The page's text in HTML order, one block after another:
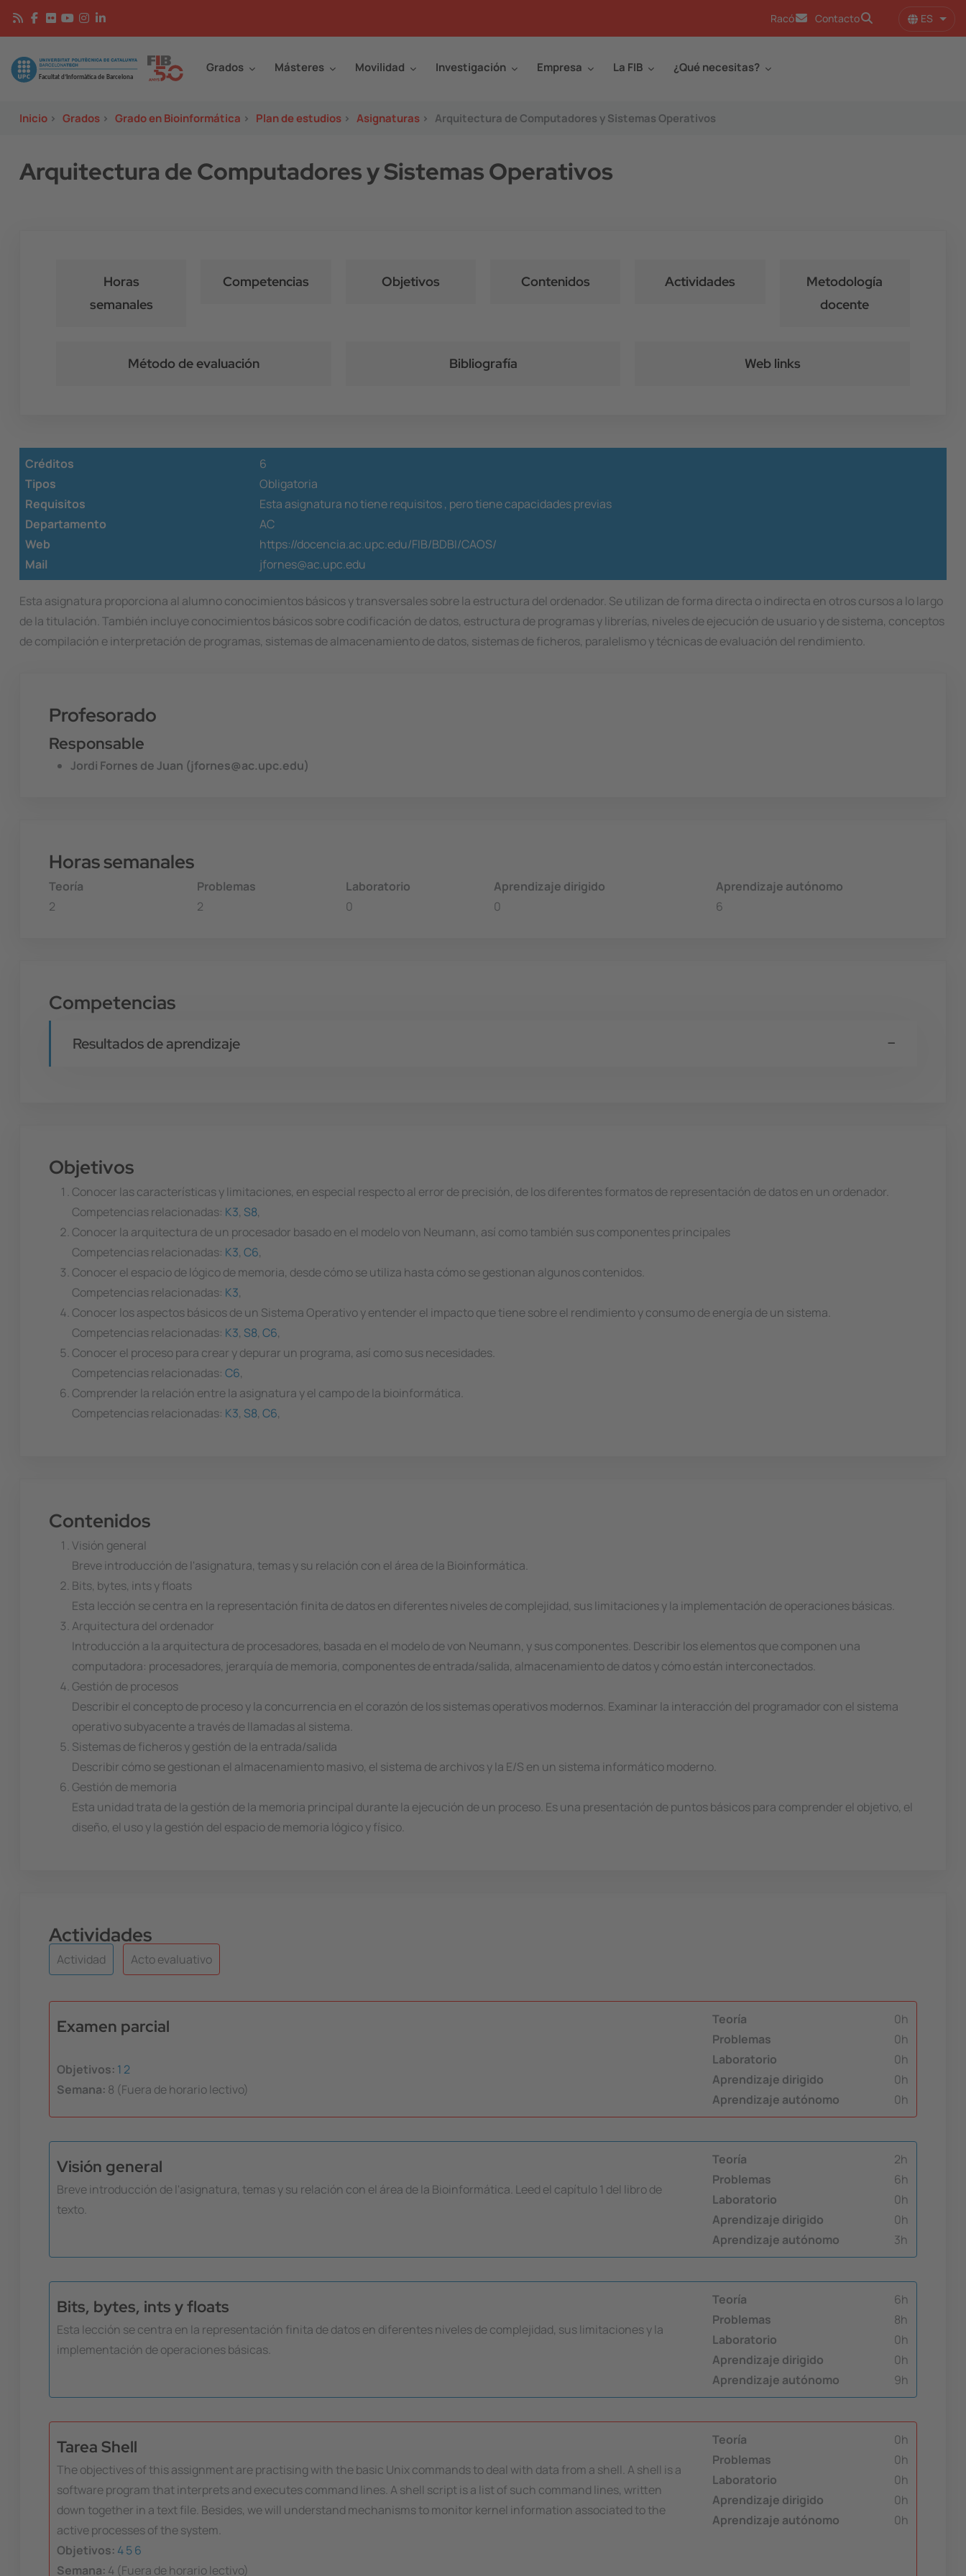
Pasar al contenido principal
Racó Contacto ES
Image Grados Másteres Movilidad Investigación Empresa La FIB ¿Qué necesitas?
Inicio > Grados > Grado en Bioinformática > Plan de estudios > Asignaturas > Arquitectura de Computadores y Sistemas Operativos
Arquitectura de Computadores y Sistemas Operativos
Horas
semanales
Competencias Objetivos Contenidos Actividades
Metodología
docente
Método de evaluación Bibliografía Web links
Créditos
6
Tipos
Obligatoria
Requisitos
Esta asignatura no tiene requisitos , pero tiene capacidades previas
Departamento
AC
Web
https://docencia.ac.upc.edu/FIB/BDBI/CAOS/
Mail
jfornes@ac.upc.edu
Esta asignatura proporciona al alumno conocimientos básicos y transversales sobre la estructura del ordenador. Se utilizan de forma directa o indirecta en otros cursos a lo largo
de la titulación. También incluye conocimientos básicos sobre codificación de datos, estructura de programas y librerías, niveles de ejecución de usuario y de sistema, conceptos
de compilación e interpretación de programas, sistemas de almacenamiento de datos, sistemas de ficheros, paralelismo y técnicas de evaluación del rendimiento.
Profesorado
Responsable
Jordi Fornes de Juan (jfornes@ac.upc.edu)
Horas semanales
Teoría
2
Problemas
2
Laboratorio
0
Aprendizaje dirigido
0
Aprendizaje autónomo
6
Competencias
Resultados de aprendizaje
Objetivos
Conocer las características y limitaciones, en especial respecto al error de precisión, de los diferentes formatos de representación de datos en un ordenador.
Competencias relacionadas: K3, S8,
Conocer la arquitectura de un procesador basado en el modelo von Neumann, así como también sus componentes principales
Competencias relacionadas: K3, C6,
Conocer el espacio de lógico de memoria, desde cómo se utiliza hasta cómo se gestionan algunos contenidos.
Competencias relacionadas: K3,
Conocer los aspectos básicos de un Sistema Operativo y entender el impacto que tiene sobre el rendimiento y consumo de energía de un sistema.
Competencias relacionadas: K3, S8, C6,
Conocer el proceso para crear y depurar un programa, así como sus necesidades.
Competencias relacionadas: C6,
Comprender la relación entre la asignatura y el campo de la bioinformática.
Competencias relacionadas: K3, S8, C6,
Contenidos
Visión general
Breve introducción de l'asignatura, temas y su relación con el área de la Bioinformática.
Bits, bytes, ints y floats
Esta lección se centra en la representación finita de datos en diferentes niveles de complejidad, sus limitaciones y la implementación de operaciones básicas.
Arquitectura del ordenador
Introducción a la arquitectura de procesadores, basada en el modelo de von Neumann, y sus componentes. Describir los elementos que componen una
computadora: procesadores, jerarquía de memoria, componentes de entrada/salida, almacenamiento de datos y cómo están interconectados.
Gestión de procesos
Describir el concepto de proceso y la concurrencia en el corazón de los sistemas operativos modernos. Examinar la interacción del programador con el sistema
operativo subyacente a través de llamadas al sistema.
Sistemas de ficheros y gestión de la entrada/salida
Describir cómo se gestionan el almacenamiento masivo, el sistema de archivos y la E/S en un sistema informático moderno.
Gestión de memoria
Esta unidad trata de la gestión de la memoria principal durante la ejecución de un proceso. Es una presentación de puntos básicos para comprender el objetivo, el
diseño, el uso y la gestión del espacio de memoria lógico y físico.
Actividades
Actividad Acto evaluativo
Examen parcial
Objetivos: 1 2
Semana: 8 (Fuera de horario lectivo)
Teoría
0h
Problemas
0h
Laboratorio
0h
Aprendizaje dirigido
0h
Aprendizaje autónomo
0h
Visión general
Breve introducción de l'asignatura, temas y su relación con el área de la Bioinformática. Leed el capítulo 1 del libro de
texto.
Teoría
2h
Problemas
6h
Laboratorio
0h
Aprendizaje dirigido
0h
Aprendizaje autónomo
3h
Bits, bytes, ints y floats
Esta lección se centra en la representación finita de datos en diferentes niveles de complejidad, sus limitaciones y la
implementación de operaciones básicas.
Teoría
6h
Problemas
8h
Laboratorio
0h
Aprendizaje dirigido
0h
Aprendizaje autónomo
9h
Tarea Shell
The objectives of this assignment are practising with the basic Unix commands to deal with data from a shell. A shell is a
software program that interprets and executes command lines. A shell script is a list of such command lines, written
down together in a text file. Besides, we will understand mechanisms to monitor kernel information associated to the
active processes of the system.
Objetivos: 456
Semana: 4 (Fuera de horario lectivo)
Teoría
0h
Problemas
0h
Laboratorio
0h
Aprendizaje dirigido
0h
Aprendizaje autónomo
0h